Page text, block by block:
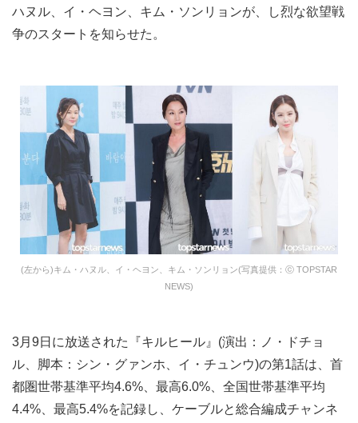
ハヌル、イ・ヘヨン、キム・ソンリョンが、し烈な欲望戦
争のスタートを知らせた。
(左から)キム・ハヌル、イ・ヘヨン、キム・ソンリョン(写真提供：ⓒ TOPSTAR
NEWS)
3月9日に放送された『キルヒール』(演出：ノ・ドチョ
ル、脚本：シン・グァンホ、イ・チュンウ)の第1話は、首
都圏世帯基準平均4.6%、最高6.0%、全国世帯基準平均
4.4%、最高5.4%を記録し、ケーブルと総合編成チャンネ